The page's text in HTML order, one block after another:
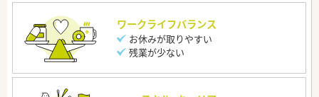
ワークライフバランス
お休みが取りやすい
残業が少ない